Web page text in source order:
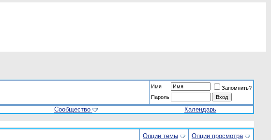
Имя
Запомнить?
Пароль
Сообщество Календарь
Опции темы Опции просмотра